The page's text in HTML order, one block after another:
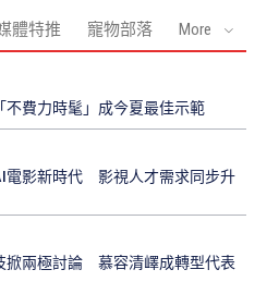
體特推 寵物部落 More
費力時髦」成今夏最佳示範
電影新時代 影視人才需求同步升
掀兩極討論 慕容清嶧成轉型代表